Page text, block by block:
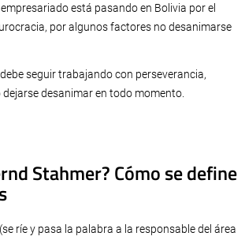
está pasando en Bolivia por el
por algunos factores no desanimarse
seguir trabajando con perseverancia,
dejarse desanimar en todo momento.
Stahmer? Cómo se define
ríe y pasa la palabra a la responsable del área